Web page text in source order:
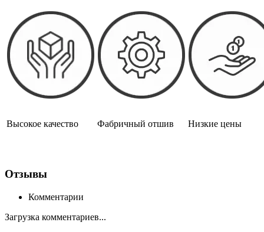
Высокое качество Фабричный отшив Низкие цены
Отзывы
Комментарии
Загрузка комментариев...